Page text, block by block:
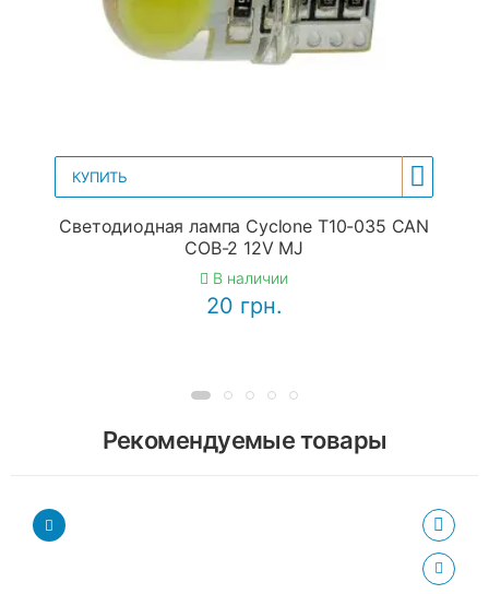
КУПИТЬ
Светодиодная лампа Cyclone T10-035 CAN
COB-2 12V MJ
В наличии
20 грн.
Рекомендуемые товары